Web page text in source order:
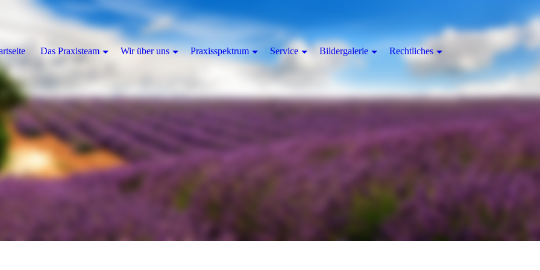
Das Praxisteam Wir über uns Praxisspektrum Service Bildergalerie Rechtliches